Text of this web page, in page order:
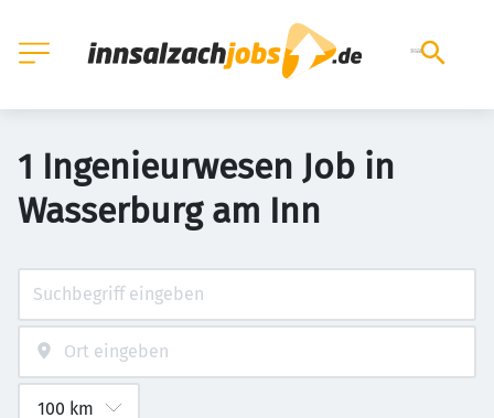
1 Ingenieurwesen Job in
Wasserburg am Inn